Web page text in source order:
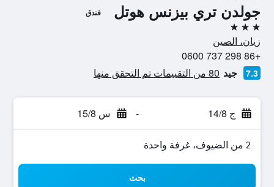
جولدن تري بيزنس هوتل فندق
3 نجوم
زيان، الصين
+86 298 737 0600
7.3 جيد 80 من التقييمات تم التحقق منها
ج 14/8 - س 15/8
2 من الضيوف، غرفة واحدة
بحث